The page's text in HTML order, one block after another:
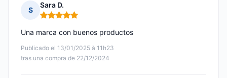
S
Sara D.
Nota: 5 de 5
Publicado el 13/01/2025 à 11h23
tras una compra de 22/12/2024
Una marca con buenos productos